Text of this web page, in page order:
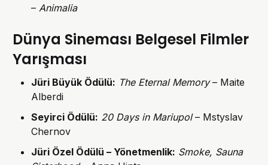
–Animalia
Dünya Sineması Belgesel Filmler
Yarışması
Jüri Büyük Ödülü: The Eternal Memory– Maite
Alberdi
Seyirci Ödülü: 20 Days in Mariupol– Mstyslav
Chernov
Jüri Özel Ödülü – Yönetmenlik: Smoke, Sauna